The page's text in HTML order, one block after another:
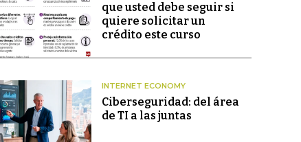
que usted debe seguir si
quiere solicitar un
crédito este curso
INTERNET ECONOMY
Ciberseguridad: del área
de TI a las juntas